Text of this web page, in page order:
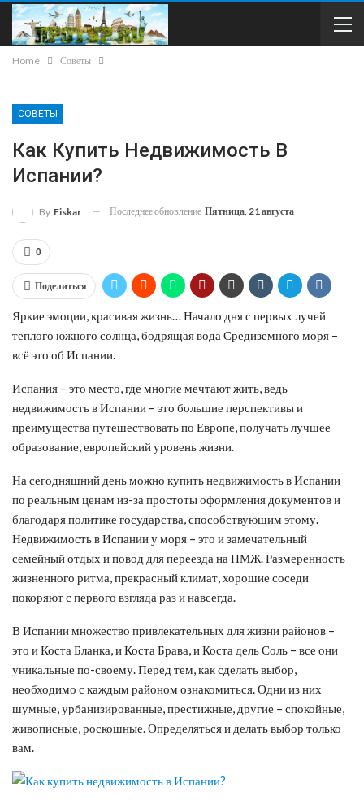
Home Советы
СОВЕТЫ
Как Купить Недвижимость В
Испании?
By Fiskar Последнее обновление Пятница, 21 августа
0
Поделиться
Яркие эмоции, красивая жизнь… Начало дня с первых лучей
теплого южного солнца, бодрящая вода Средиземного моря –
всё это об Испании.
Испания – это место, где многие мечтают жить, ведь
недвижимость в Испании – это большие перспективы и
преимущества путешествовать по Европе, получать лучшее
образование, европейский уровень жизни.
На сегодняшний день можно купить недвижимость в Испании
по реальным ценам из-за простоты оформления документов и
благодаря политике государства, способствующим этому.
Недвижимость в Испании у моря – это и замечательный
семейный отдых и повод для переезда на ПМЖ. Размеренность
жизненного ритма, прекрасный климат, хорошие соседи
покоряют с первого взгляда раз и навсегда.
В Испании множество привлекательных для жизни районов –
это и Коста Бланка, и Коста Брава, и Коста дель Соль – все они
уникальные по-своему. Перед тем, как сделать выбор,
необходимо с каждым районом ознакомиться. Одни из них
шумные, урбанизированные, престижные, другие – спокойные,
живописные, роскошные. Определяться и делать выбор только
вам.